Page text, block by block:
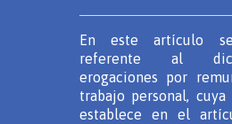
En este artículo
referente al
erogaciones por
trabajo personal,
establece en el